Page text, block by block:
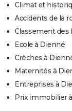
Climat et
Accidents de la
Classement des
Ecole à Dienné
Crèches à
Maternités à
Entreprises à
Prix immobilier